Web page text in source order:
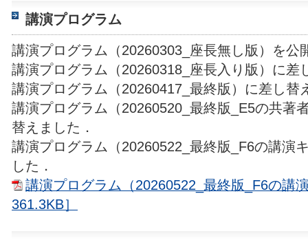
講演プログラム
講演プログラム（20260303_座長無し版）を公
講演プログラム（20260318_座長入り版）に差
講演プログラム（20260417_最終版）に差し替
講演プログラム（20260520_最終版_E5の共著
替えました．
講演プログラム（20260522_最終版_F6の講演
した．
講演プログラム（20260522_最終版_F6の講
361.3KB］